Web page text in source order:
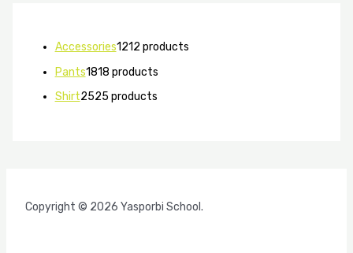
Accessories1212 products
Pants1818 products
Shirt2525 products
Copyright © 2026 Yasporbi School.